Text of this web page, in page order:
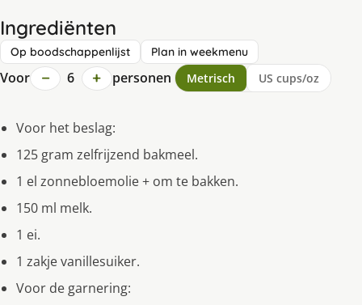
Ingrediënten
Op boodschappenlijst Plan in weekmenu
Voor − 6 + personen Metrisch US cups/oz
Voor het beslag:
125 gram zelfrijzend bakmeel.
1 el zonnebloemolie + om te bakken.
150 ml melk.
1 ei.
1 zakje vanillesuiker.
Voor de garnering: